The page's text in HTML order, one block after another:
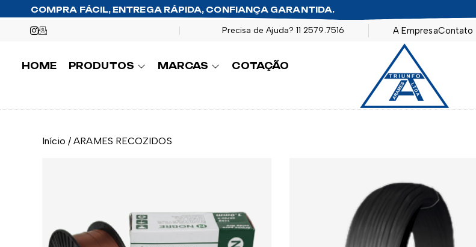
COMPRA FÁCIL, ENTREGA RÁPIDA, CONFIANÇA GARANTIDA.
Precisa de Ajuda? 11 2579.7516 A EmpresaContato
HOME PRODUTOS MARCAS COTAÇÃO
Início /ARAMES RECOZIDOS